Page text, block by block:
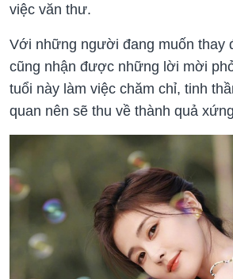
việc văn thư.
Với những người đang muốn thay
cũng nhận được những lời mời
tuổi này làm việc chăm chỉ, tinh
quan nên sẽ thu về thành quả